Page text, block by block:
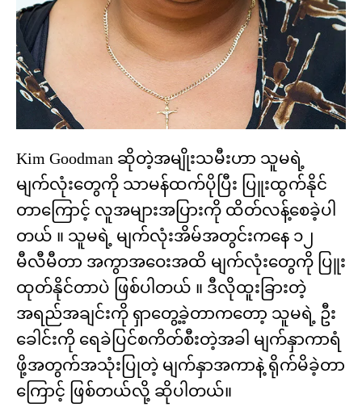
Kim Goodman ဆိုတဲ့အမျိုးသမီးဟာ သူမရဲ့
မျက်လုံးတွေကို သာမန်ထက်ပိုပြီး ပြူးထွက်နိုင်
တာကြောင့် လူအများအပြားကို ထိတ်လန့်စေခဲ့ပါ
တယ် ။ သူမရဲ့ မျက်လုံးအိမ်အတွင်းကနေ ၁၂
မီလီမီတာ အကွာအဝေးအထိ မျက်လုံးတွေကို ပြူး
ထုတ်နိုင်တာပဲ ဖြစ်ပါတယ် ။ ဒီလိုထူးခြားတဲ့
အရည်အချင်းကို ရှာတွေ့ခဲ့တာကတော့ သူမရဲ့ ဦး
ခေါင်းကို ရေခဲပြင်စကိတ်စီးတဲ့အခါ မျက်နှာကာရံ
ဖို့အတွက်အသုံးပြုတဲ့ မျက်နှာအကာနဲ့ ရိုက်မိခဲ့တာ
ကြောင့် ဖြစ်တယ်လို့ ဆိုပါတယ်။